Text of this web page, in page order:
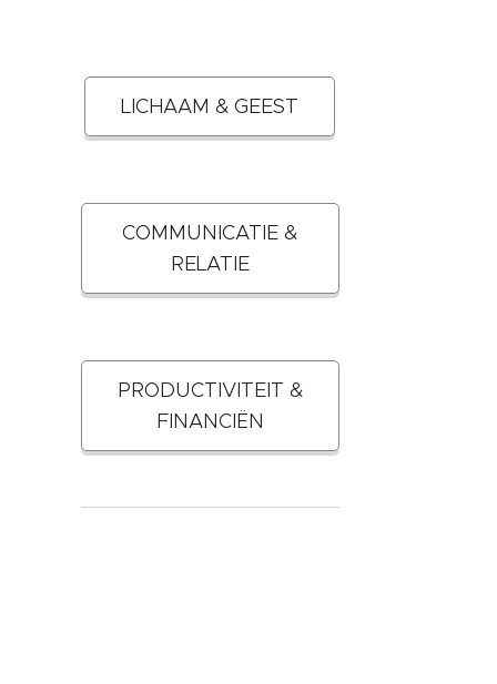
LICHAAM & GEEST
COMMUNICATIE &
RELATIE
PRODUCTIVITEIT &
FINANCIËN